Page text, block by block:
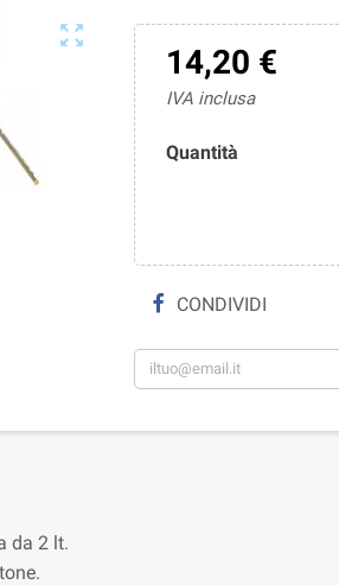

14,20 €
IVA inclusa
Quantità
CONDIVIDI
da 2 lt.